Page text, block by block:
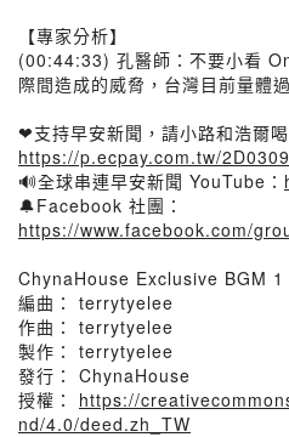
【專家分析】
(00:44:33) 孔醫師：不要小看
際間造成的威脅，台灣目前量體
❤支持早安新聞，請小路和浩爾喝
https://p.ecpay.com.tw/
🔊全球串連早安新聞 YouTube：
🔔Facebook 社團：
https://www.facebook.com/
ChynaHouse Exclusive BGM 1
編曲： terrytyelee
作曲： terrytyelee
製作： terrytyelee
發行： ChynaHouse
授權： https://
nd/4.0/deed.zh_TW